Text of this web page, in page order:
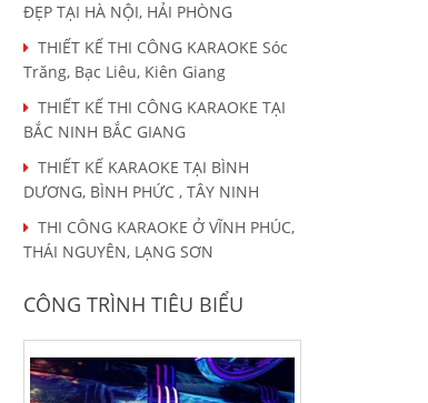
ĐẸP TẠI HÀ NỘI, HẢI PHÒNG
THIẾT KẾ THI CÔNG KARAOKE Sóc
Trăng, Bạc Liêu, Kiên Giang
THIẾT KẾ THI CÔNG KARAOKE TẠI
BẮC NINH BẮC GIANG
THIẾT KẾ KARAOKE TẠI BÌNH
DƯƠNG, BÌNH PHỨC , TÂY NINH
THI CÔNG KARAOKE Ở VĨNH PHÚC,
THÁI NGUYÊN, LẠNG SƠN
CÔNG TRÌNH TIÊU BIỂU